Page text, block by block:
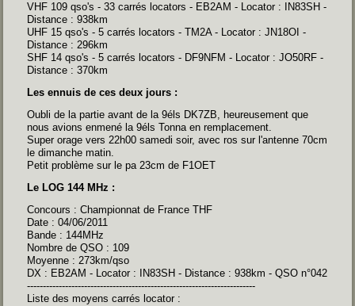
VHF 109 qso's - 33 carrés locators - EB2AM - Locator : IN83SH -
Distance : 938km
UHF 15 qso's - 5 carrés locators - TM2A - Locator : JN18OI -
Distance : 296km
SHF 14 qso's - 5 carrés locators - DF9NFM - Locator : JO50RF -
Distance : 370km
Les ennuis de ces deux jours :
Oubli de la partie avant de la 9éls DK7ZB, heureusement que
nous avions enmené la 9éls Tonna en remplacement.
Super orage vers 22h00 samedi soir, avec ros sur l'antenne 70cm
le dimanche matin.
Petit problème sur le pa 23cm de F1OET
Le LOG 144 MHz :
Concours : Championnat de France THF
Date : 04/06/2011
Bande : 144MHz
Nombre de QSO : 109
Moyenne : 273km/qso
DX : EB2AM - Locator : IN83SH - Distance : 938km - QSO n°042
------------------------------------------------------------------------
Liste des moyens carrés locator :